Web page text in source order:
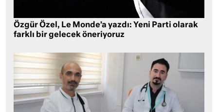
Özgür Özel, Le Monde’a yazdı: Yeni Parti olarak
farklı bir gelecek öneriyoruz